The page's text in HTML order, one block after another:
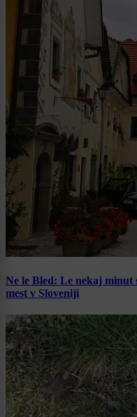
Ne le Bled: Le nekaj
mest v Sloveniji